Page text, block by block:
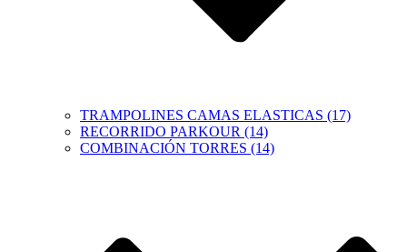
TRAMPOLINES CAMAS ELASTICAS (17)
RECORRIDO PARKOUR (14)
COMBINACIÓN TORRES (14)